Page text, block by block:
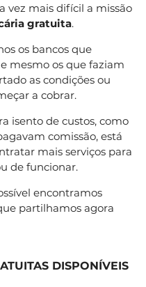
vez mais difícil a missão
gratuita.
os bancos que
mesmo os que faziam
as condições ou
a cobrar.
isento de custos, como
comissão, está
mais serviços para
de funcionar.
encontramos
partilhamos agora
DISPONÍVEIS